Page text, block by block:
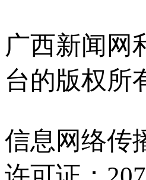
广西新闻网
台的版权所
信息网络传